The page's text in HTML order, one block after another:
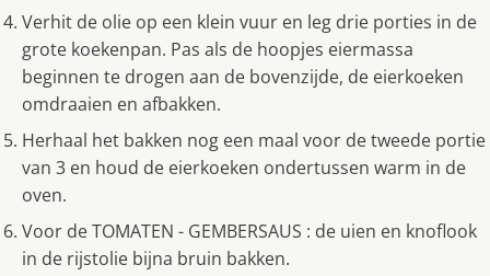
Verhit de olie op een klein vuur en leg drie porties in de
grote koekenpan. Pas als de hoopjes eiermassa
beginnen te drogen aan de bovenzijde, de eierkoeken
omdraaien en afbakken.
Herhaal het bakken nog een maal voor de tweede portie
van 3 en houd de eierkoeken ondertussen warm in de
oven.
Voor de TOMATEN - GEMBERSAUS : de uien en knoflook
in de rijstolie bijna bruin bakken.